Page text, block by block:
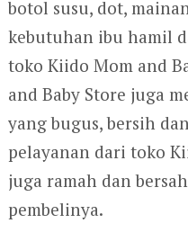
botol susu, dot,
kebutuhan ibu hamil
toko Kiido Mom and
and Baby Store juga
yang bugus, bersih
pelayanan dari toko
juga ramah dan
pembelinya.